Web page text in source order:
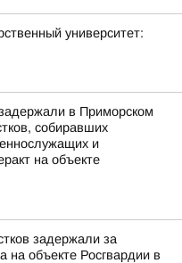
университет:
в Приморском
собиравших
и
на объекте
задержали за
на объекте Росгвардии в